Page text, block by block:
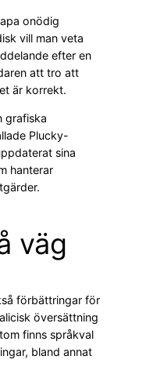
onödig
vill man veta
efter en
att tro att
är korrekt.
grafiska
Plucky-
sina
hanterar
väg
förbättringar för
översättning
finns språkval
bland annat